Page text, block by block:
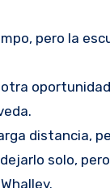
pero la
distancia,
solo,